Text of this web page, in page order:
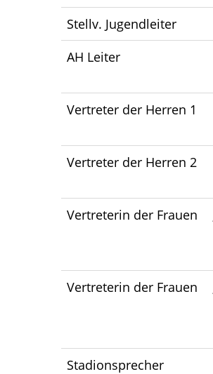
Stellv. Jugendleiter
AH Leiter
Vertreter der Herren 1
Vertreter der Herren 2
Vertreterin der Frauen
Vertreterin der Frauen
Stadionsprecher